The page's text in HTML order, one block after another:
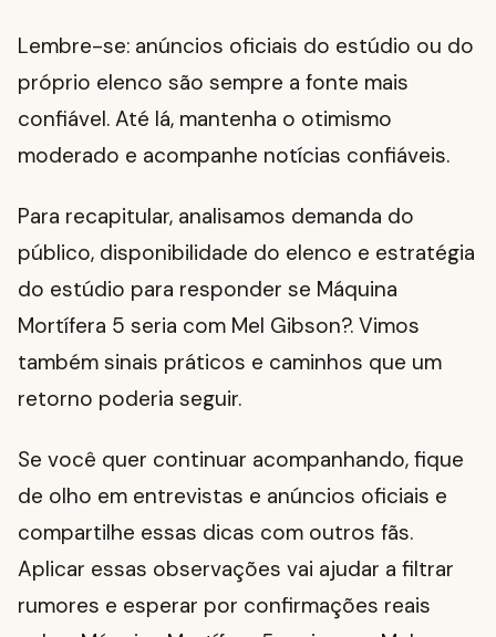
Lembre-se: anúncios oficiais do estúdio ou do
próprio elenco são sempre a fonte mais
confiável. Até lá, mantenha o otimismo
moderado e acompanhe notícias confiáveis.
Para recapitular, analisamos demanda do
público, disponibilidade do elenco e estratégia
do estúdio para responder se Máquina
Mortífera 5 seria com Mel Gibson?. Vimos
também sinais práticos e caminhos que um
retorno poderia seguir.
Se você quer continuar acompanhando, fique
de olho em entrevistas e anúncios oficiais e
compartilhe essas dicas com outros fãs.
Aplicar essas observações vai ajudar a filtrar
rumores e esperar por confirmações reais